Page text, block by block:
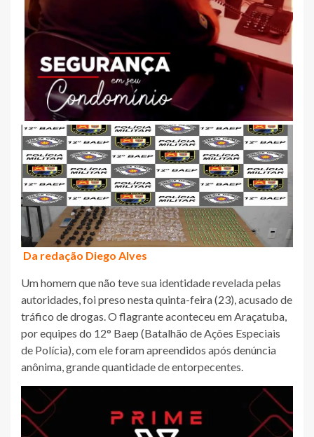
Da redação Diego Alves
Um homem que não teve sua identidade revelada pelas
autoridades, foi preso nesta quinta-feira (23), acusado de
tráfico de drogas. O flagrante aconteceu em Araçatuba,
por equipes do 12° Baep (Batalhão de Ações Especiais
de Polícia), com ele foram apreendidos após denúncia
anônima, grande quantidade de entorpecentes.